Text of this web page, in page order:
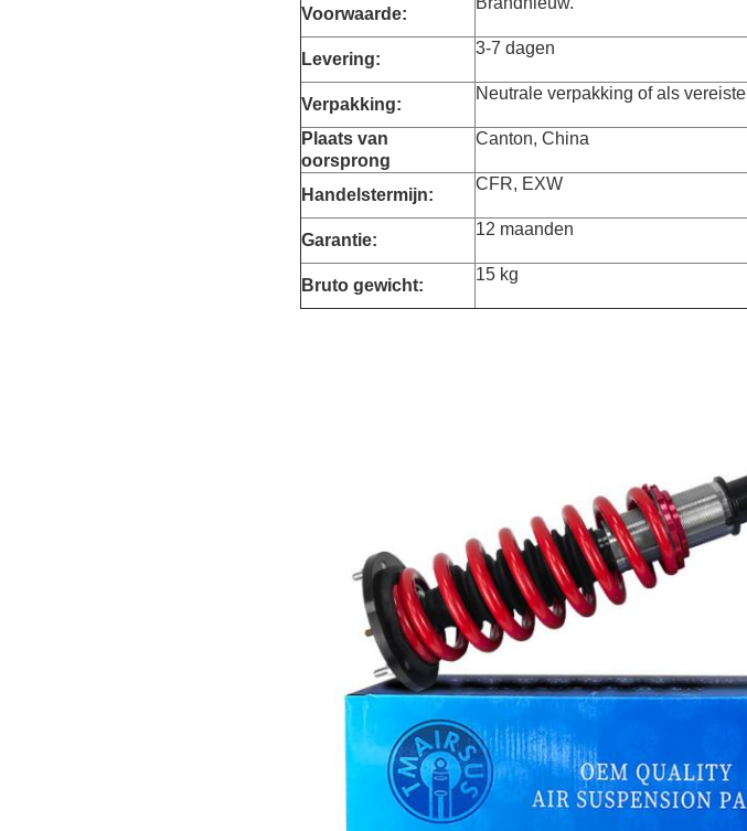
Voorwaarde:
Levering:
3-7 dagen
Verpakking:
Neutrale verpakking of als vereiste
Plaats van
oorsprong
Canton, China
Handelstermijn:
CFR, EXW
Garantie:
12 maanden
Bruto gewicht:
15 kg